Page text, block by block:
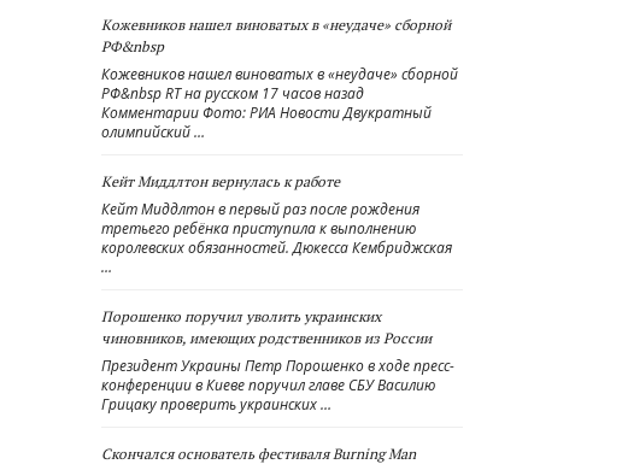
Кожевников нашел виноватых в «неудаче» сборной
РФ&nbsp
Кожевников нашел виноватых в «неудаче» сборной
РФ&nbsp RT на русском 17 часов назад
Комментарии Фото: РИА Новости Двукратный
олимпийский …
Кейт Миддлтон вернулась к работе
Кейт Миддлтон в первый раз после рождения
третьего ребёнка приступила к выполнению
королевских обязанностей. Дюкесса Кембриджская
…
Порошенко поручил уволить украинских
чиновников, имеющих родственников из России
Президент Украины Петр Порошенко в ходе пресс-
конференции в Киеве поручил главе СБУ Василию
Грицаку проверить украинских …
Скончался основатель фестиваля Burning Man